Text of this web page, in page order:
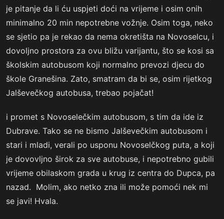
je pitanje da li ću uspjeti doći na vrijeme i osim onih
minimalno 20 min nepotrebne vožnje. Osim toga, neko
se sjetio pa je rekao da nema okretišta na Novoselcu, i
dovoljno prostora za ovu bližu varijantu, što se kosi sa
školskim autobusom koji normalno prevozi djecu do
škole Granešina. Zato, smatram da bi se, osim rijetkog
Jalševečkog autobusa, trebao pojačat!
i promet s Novoselečkim autobusom, s tim da ide iz
Dubrave. Tako se ne bismo Jalševečkim autobusom i
stari i mladi, verali po usponu Novoselčkog puta, a koji
je dovovljno širok za sve autobuse, i nepotrebno gubili
vrijeme obilaskom grada u krug iz centra do Dupca, pa
nazad. Molim, ako netko zna ili može pomoći nek mi
se javi! Hvala.